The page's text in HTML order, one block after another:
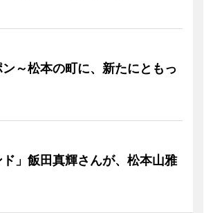
～松本の町に、新たにともっ
」飯田真輝さんが、松本山雅